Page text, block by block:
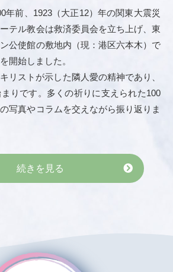
年前、1923（大正12）年の関東大震災
テル教会は救済委員会を立ち上げ、東
公使館の敷地内（現：港区六本木）で
開始しました。
リストが示した隣人愛の精神であり、
りです。多くの祈りに支えられた100
写真やコラムを交えながら振り返りま
続きを見る